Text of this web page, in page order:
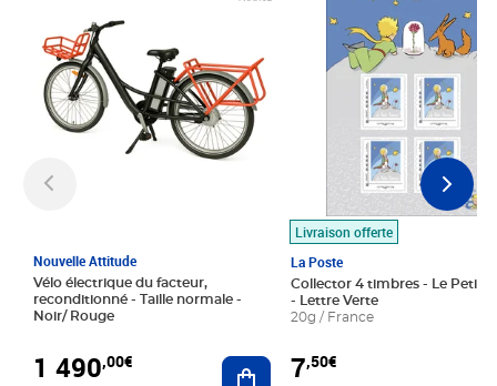
Nouvelle Attitude
Vélo électrique du facteur,
reconditionné - Taille normale -
Noir/ Rouge
1 490,00€ Ajouter au panier
Livraison offerte
La Poste
Collector 4 timbres - Le Petit
- Lettre Verte
20g / France
7,50€